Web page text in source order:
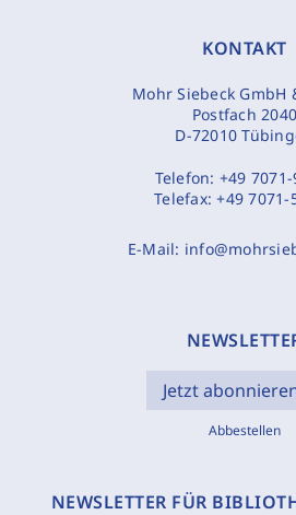
KONTAKT
Mohr Siebeck GmbH
Postfach 2040
D-72010
Telefon: +49
Telefax:+49 7071-
E-Mail:
Jetzt
Abbestellen
NEWSLETTER FÜR